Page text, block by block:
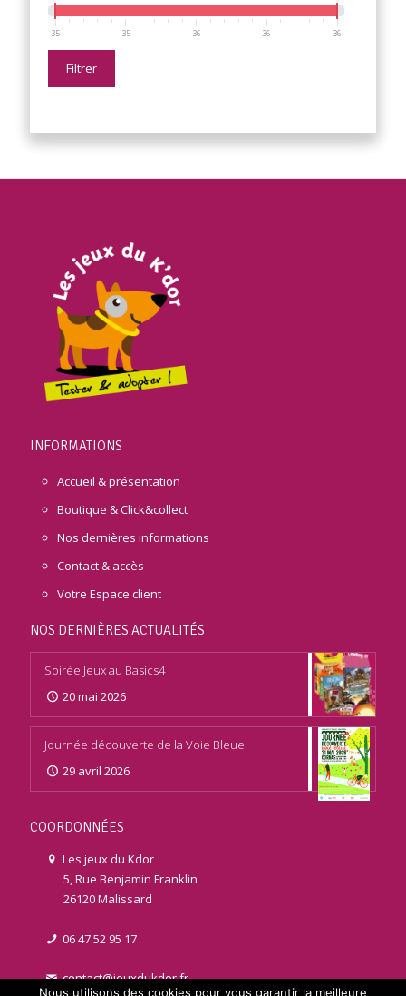
35 35 36 36 36
Filtrer
INFORMATIONS
Accueil & présentation
Boutique & Click&collect
Nos dernières informations
Contact & accès
Votre Espace client
NOS DERNIÈRES ACTUALITÉS
Soirée Jeux au Basics4
20 mai 2026
Journée découverte de la Voie Bleue
29 avril 2026
COORDONNÉES
Les jeux du Kdor
5, Rue Benjamin Franklin
26120 Malissard
06 47 52 95 17
contact@jeuxdukdor.fr
Nous utilisons des cookies pour vous garantir la meilleure